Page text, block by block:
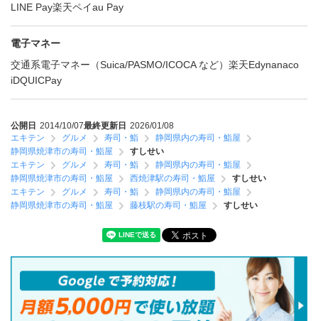
LINE Pay楽天ペイau Pay
電子マネー
交通系電子マネー（Suica/PASMO/ICOCA など） 楽天Edynanaco
iDQUICPay
公開日 2014/10/07最終更新日 2026/01/08
エキテン
グルメ 寿司・鮨
静岡県内の寿司・鮨屋
静岡県焼津市の寿司・鮨屋
すしせい
エキテン
グルメ 寿司・鮨
静岡県内の寿司・鮨屋
静岡県焼津市の寿司・鮨屋
西焼津駅の寿司・鮨屋
すしせい
エキテン
グルメ 寿司・鮨
静岡県内の寿司・鮨屋
静岡県焼津市の寿司・鮨屋
藤枝駅の寿司・鮨屋 すしせい